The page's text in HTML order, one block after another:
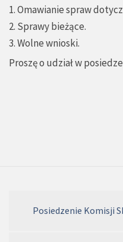
1. Omawianie spraw
2. Sprawy bieżące.
3. Wolne wnioski.
Proszę o udział w
Posiedzenie Komisji